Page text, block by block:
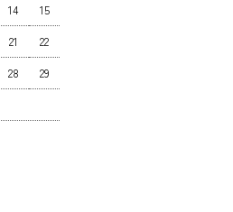
14 15
21 22
28 29